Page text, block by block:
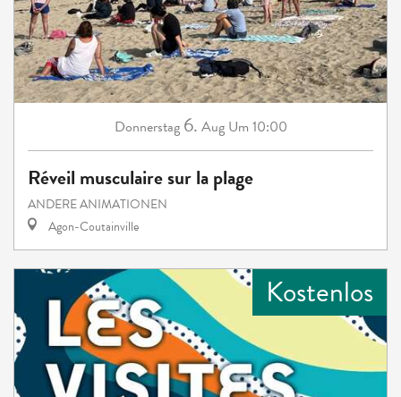
Donnerstag 6. Aug Um 10:00
Réveil musculaire sur la plage
ANDERE ANIMATIONEN
Agon-Coutainville
Kostenlos